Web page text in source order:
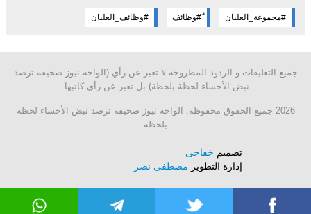
#مجموعة_العليان ٌ#وظائف #وظائف_العليان
جميع التعليقات و الردود المطروحة لا تعبر عن رأي (الواحة نيوز صحيفة ترصد
نبض الأحساء لحظة بلحظة) بل تعبر عن رأي كاتبها.
2026 جميع الحقوق محفوظة, الواحة نيوز صحيفة ترصد نبض الأحساء لحظة
بلحظة
تصميم خفاجى
إدارة التطوير مصطفى نصر